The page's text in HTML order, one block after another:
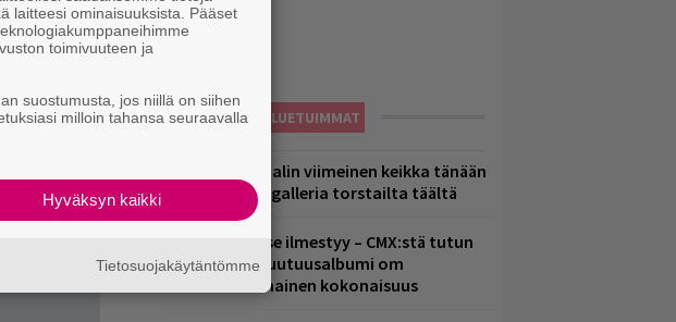
LUETUIMMAT
Eppu Normaalin viimeinen keikka tänään
– katso kuvagalleria torstailta täältä
Huomenna se ilmestyy – CMX:stä tutun
A.W. Yrjänän uutuusalbumi om
mammuttimainen kokonaisuus
laitteesi ominaisuuksista. Pääset
toimivuuteen ja
suostumusta, jos niillä on siihen
milloin tahansa seuraavalla
Hyväksyn kaikki
Tietosuojakäytäntömme